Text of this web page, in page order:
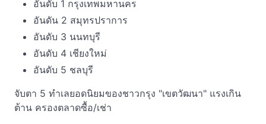
อันดับ 1 กรุงเทพมหานคร
อันดัน 2 สมุทรปราการ
อันดับ 3 นนทบุรี
อันดับ 4 เชียงใหม่
อันดับ 5 ชลบุรี
จับตา 5 ทำเลยอดนิยมของชาวกรุง "เขตวัฒนา" แรงเกิน
ต้าน ครองตลาดซื้อ/เช่า